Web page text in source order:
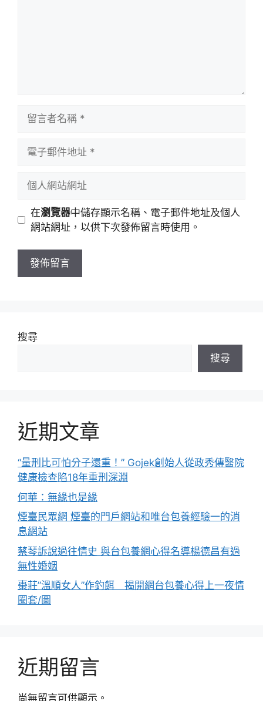
址
站
址
在瀏覽器中儲存顯示名稱、電子郵件地址及個人
網站網址，以供下次發佈留言時使用。
搜尋
搜尋
近期文章
“量刑比可怕分子還重！” Gojek創始人從政秀傳醫院
健康檢查陷18年重刑深淵
何華：無緣也是緣
煙臺民眾網 煙臺的門戶網站和唯台包養經驗一的消
息網站
蔡琴訴說過往情史 與台包養網心得名導楊德昌有過
無性婚姻
棗莊”溫順女人”作釣餌 揭開網台包養心得上一夜情
圈套/圖
近期留言
尚無留言可供顯示。